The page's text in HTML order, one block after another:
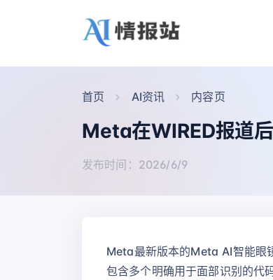
首页 AI资讯 内容页
Meta在WIRED报道
发布时间：2026/6/9
Meta最新版本的Meta AI智能眼
包含多个明确用于面部识别的代